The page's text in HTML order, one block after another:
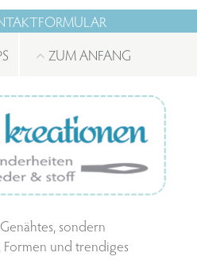
ZUM ANFANG
sondern
und trendiges